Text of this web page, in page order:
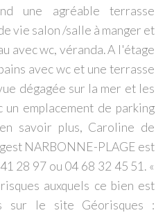
une agréable terrasse
vie salon /salle à manger et
avec wc, véranda. A l'étage
avec wc et une terrasse
dégagée sur la mer et les
emplacement de parking
savoir plus, Caroline de
NARBONNE-PLAGE est
28 97 ou 04 68 32 45 51. «
auxquels ce bien est
sur le site Géorisques :